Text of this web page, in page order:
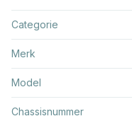
Categorie
Merk
Model
Chassisnummer